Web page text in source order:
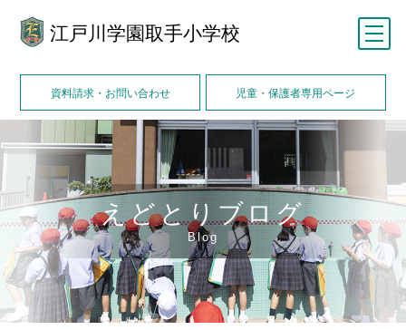
江戸川学園取手小学校
資料請求・お問い合わせ 児童・保護者専用ページ
えどとりブログ
Blog
メニュー